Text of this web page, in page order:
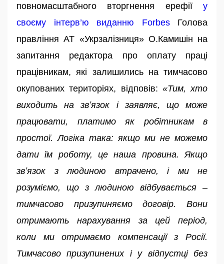
повномасштабного вторгнення ерефії у
своєму інтерв’ю виданню ForbesГолова
правління АТ «Укрзалізниця» О.Камишін на
запитання редактора про оплату праці
працівникам, які залишились на тимчасово
окупованих територіях, відповів: «Тим, хто
виходить на звʼязок і заявляє, що може
працювати, платимо як робітникам в
простої. Логіка така: якщо ми не можемо
дати їм роботу, це наша провина. Якщо
звʼязок з людиною втрачено, і ми не
розуміємо, що з людиною відбувається –
тимчасово призупиняємо договір. Вони
отримають нарахування за цей період,
коли ми отримаємо компенсації з Росії.
Тимчасово призупинених і у відпустці без